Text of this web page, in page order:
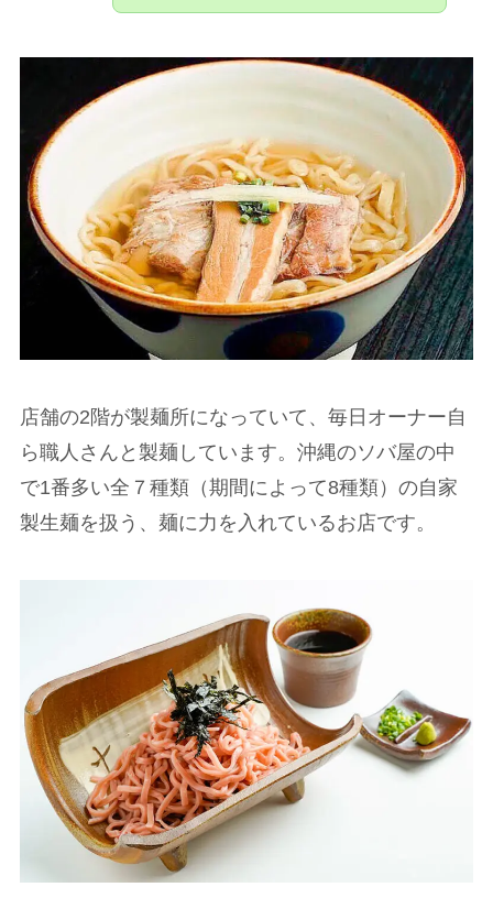
店舗の2階が製麺所になっていて、毎日オーナー自
ら職人さんと製麺しています。沖縄のソバ屋の中
で1番多い全７種類（期間によって8種類）の自家
製生麺を扱う、麺に力を入れているお店です。